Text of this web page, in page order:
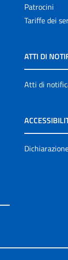
Patrocini
Tariffe dei
ATTI DI
Atti di